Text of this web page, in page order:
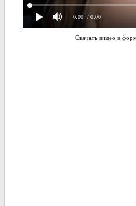
0:00 / 0:00
Скачать видео в